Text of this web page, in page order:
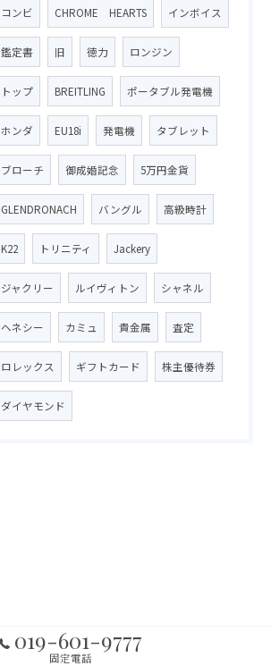
コンビ CHROME HEARTS インボイス
鑑定書 旧 徳力 ロンジン
トップ BREITLING ポータブル発電機
ホンダ EU18i 発電機 タブレット
ブローチ 御成婚記念 5万円金貨
GLENDRONACH バングル 高級時計
K22 トリニティ Jackery
ジャクリー ルイヴィトン シャネル
ヘネシー カミュ 貴金属 査定
ロレックス ギフトカード 株主優待券
ダイヤモンド
019-601-9777
固定電話